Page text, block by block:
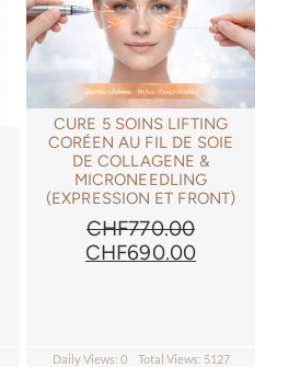
CURE 5 SOINS LIFTING
CORÉEN AU FIL DE SOIE
DE COLLAGENE &
MICRONEEDLING
(EXPRESSION ET FRONT)
CHF770.00
Le
CHF770.00.
CHF690.00Le
Daily Views: 0 Total Views: 5127